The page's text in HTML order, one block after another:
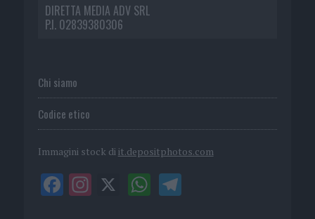
DIRETTA MEDIA ADV SRL
P.I. 02839380306
Chi siamo
Codice etico
Immagini stock di it.depositphotos.com